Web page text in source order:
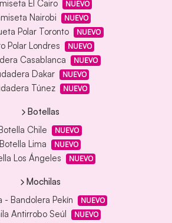
El Cairo NUEVO
Nairobi NUEVO
Polar Toronto NUEVO
Polar Londres NUEVO
Casablanca NUEVO
Dakar NUEVO
Túnez NUEVO
Botellas
Chile
NUEVO
Botella Lima NUEVO
Los Ángeles NUEVO
Mochilas
- Bandolera Pekín
NUEVO
Antirrobo Seúl NUEVO